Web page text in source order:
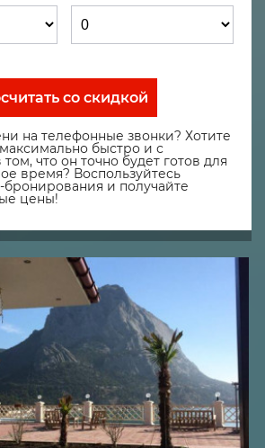
со скидкой
на телефонные звонки? Хотите
быстро и с
что он точно будет готов для
время? Воспользуйтесь
и получайте
цены!